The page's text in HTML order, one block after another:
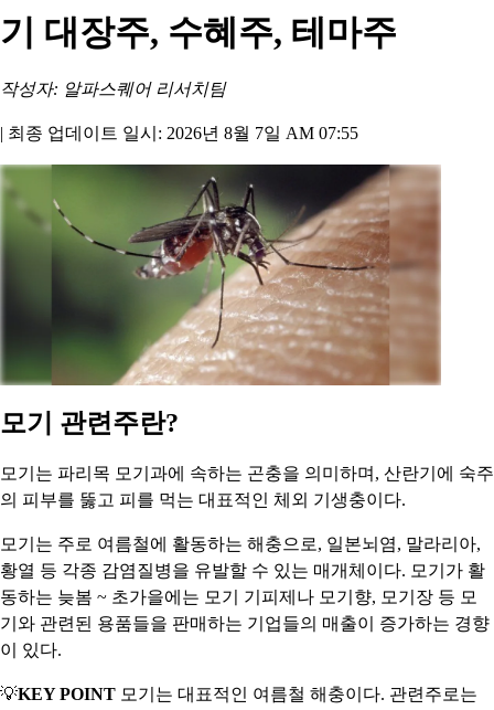
기 대장주, 수혜주, 테마주
작성자: 알파스퀘어 리서치팀
| 최종 업데이트 일시: 2026년 8월 7일 AM 07:55
모기 관련주란?
모기는 파리목 모기과에 속하는 곤충을 의미하며, 산란기에 숙주
의 피부를 뚫고 피를 먹는 대표적인 체외 기생충이다.
모기는 주로 여름철에 활동하는 해충으로, 일본뇌염, 말라리아,
황열 등 각종 감염질병을 유발할 수 있는 매개체이다. 모기가 활
동하는 늦봄 ~ 초가을에는 모기 기피제나 모기향, 모기장 등 모
기와 관련된 용품들을 판매하는 기업들의 매출이 증가하는 경향
이 있다.
💡KEY POINT 모기는 대표적인 여름철 해충이다. 관련주로는